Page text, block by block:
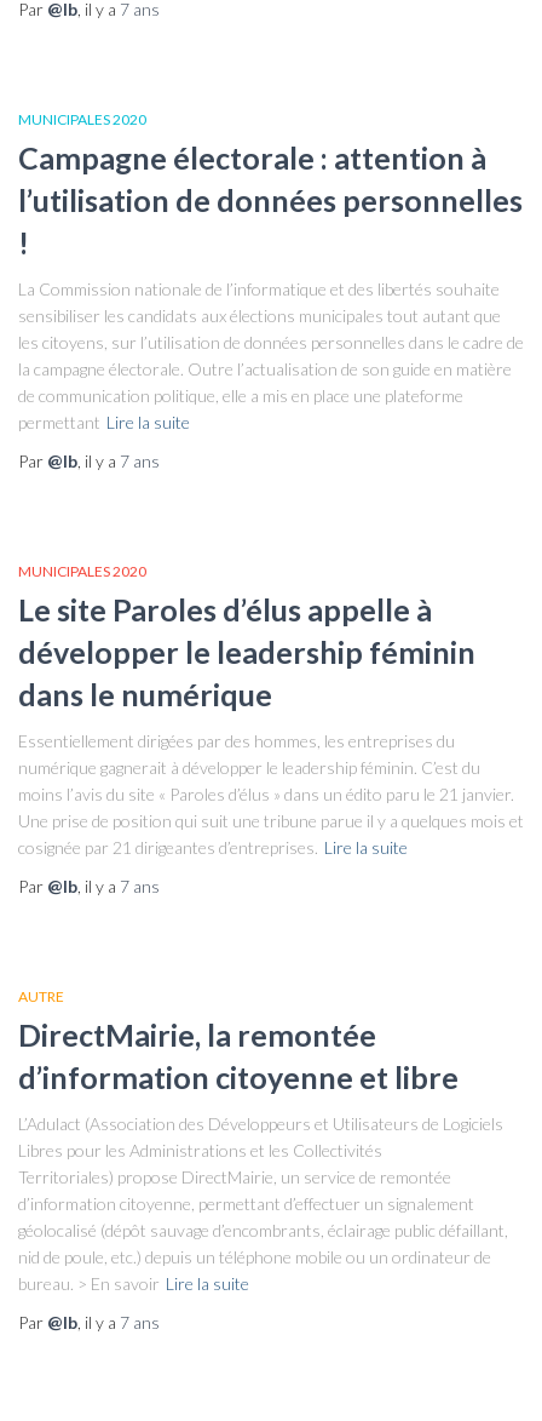
Par @lb , il y a 7 ans
MUNICIPALES 2020
Campagne électorale : attention à
l’utilisation de données personnelles
!
La Commission nationale de l’informatique et des libertés souhaite
sensibiliser les candidats aux élections municipales tout autant que
les citoyens, sur l’utilisation de données personnelles dans le cadre de
la campagne électorale. Outre l’actualisation de son guide en matière
de communication politique, elle a mis en place une plateforme
permettant Lire la suite
Par @lb , il y a 7 ans
MUNICIPALES 2020
Le site Paroles d’élus appelle à
développer le leadership féminin
dans le numérique
Essentiellement dirigées par des hommes, les entreprises du
numérique gagnerait à développer le leadership féminin. C’est du
moins l’avis du site « Paroles d’élus » dans un édito paru le 21 janvier.
Une prise de position qui suit une tribune parue il y a quelques mois et
cosignée par 21 dirigeantes d’entreprises. Lire la suite
Par @lb , il y a 7 ans
AUTRE
DirectMairie, la remontée
d’information citoyenne et libre
L’Adulact (Association des Développeurs et Utilisateurs de Logiciels
Libres pour les Administrations et les Collectivités
Territoriales) propose DirectMairie, un service de remontée
d’information citoyenne, permettant d’effectuer un signalement
géolocalisé (dépôt sauvage d’encombrants, éclairage public défaillant,
nid de poule, etc.) depuis un téléphone mobile ou un ordinateur de
bureau. > En savoir Lire la suite
Par @lb , il y a 7 ans